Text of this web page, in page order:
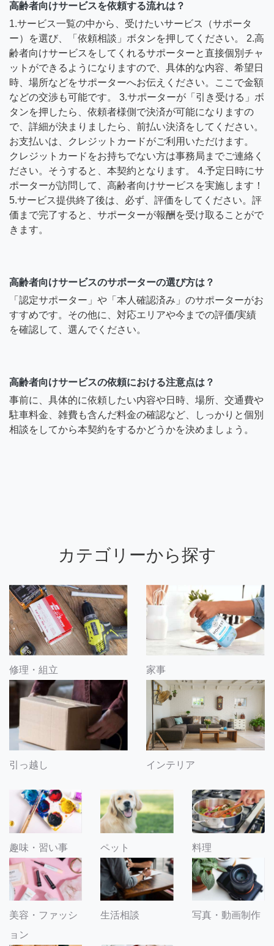
高齢者向けサービスを依頼する流れは？
1.サービス一覧の中から、受けたいサービス（サポータ
ー）を選び、「依頼相談」ボタンを押してください。 2.高
齢者向けサービスをしてくれるサポーターと直接個別チャ
ットができるようになりますので、具体的な内容、希望日
時、場所などをサポーターへお伝えください。ここで金額
などの交渉も可能です。 3.サポーターが「引き受ける」ボ
タンを押したら、依頼者様側で決済が可能になりますの
で、詳細が決まりましたら、前払い決済をしてください。
お支払いは、クレジットカードがご利用いただけます。
クレジットカードをお持ちでない方は事務局までご連絡く
ださい。そうすると、本契約となります。 4.予定日時にサ
ポーターが訪問して、高齢者向けサービスを実施します！
5.サービス提供終了後は、必ず、評価をしてください。評
価まで完了すると、サポーターが報酬を受け取ることがで
きます。
高齢者向けサービスのサポーターの選び方は？
「認定サポーター」や「本人確認済み」のサポーターがお
すすめです。その他に、対応エリアや今までの評価/実績
を確認して、選んでください。
高齢者向けサービスの依頼における注意点は？
事前に、具体的に依頼したい内容や日時、場所、交通費や
駐車料金、雑費も含んだ料金の確認など、しっかりと個別
相談をしてから本契約をするかどうかを決めましょう。
カテゴリーから探す
修理・組立 家事
引っ越し インテリア
趣味・習い事 ペット 料理
美容・ファッシ
ョン
生活相談 写真・動画制作